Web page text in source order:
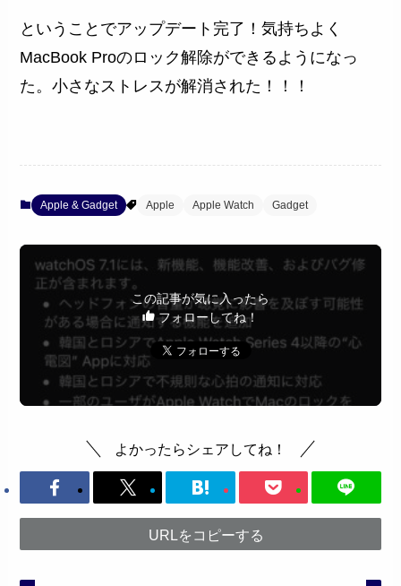
ということでアップデート完了！気持ちよく
MacBook Proのロック解除ができるようになっ
た。小さなストレスが解消された！！！
Apple & Gadget Apple Apple Watch Gadget
この記事が気に入ったら
フォローしてね！
よかったらシェアしてね！
URLをコピーする